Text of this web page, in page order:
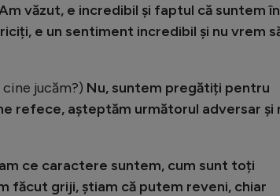
văzut, e incredibil și faptul că suntem în
e un sentiment incredibil și nu vrem
jucăm?) Nu, suntem pregătiți pentru
refece, așteptăm următorul adversar și
ce caractere suntem, cum sunt toți
făcut griji, știam că putem reveni, chiar